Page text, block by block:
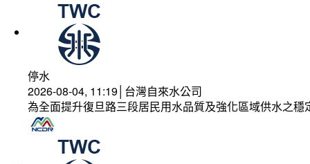
停水
2026-08-04, 11:19│台灣自來水公司
為全面提升復旦路三段居民用水品質及強化區域供水之